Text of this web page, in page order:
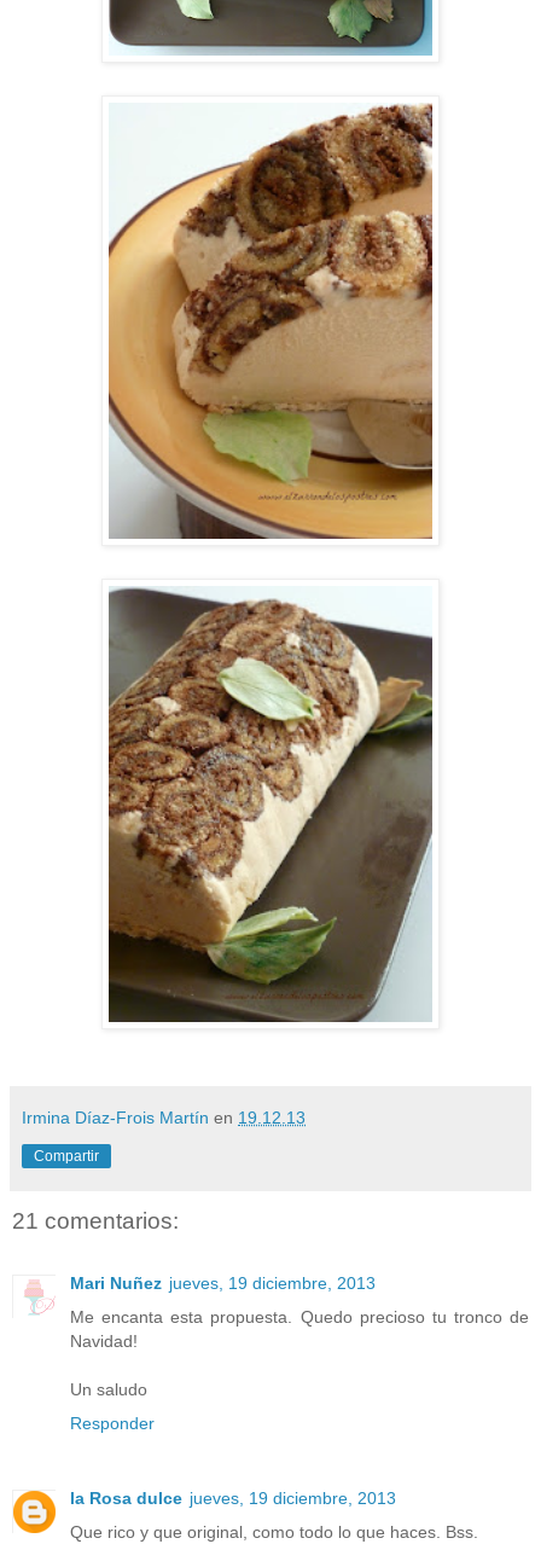
Irmina Díaz-Frois Martín en 19.12.13
Compartir
21 comentarios:
Mari Nuñez jueves, 19 diciembre, 2013
Me encanta esta propuesta. Quedo precioso tu tronco de
Navidad!
Un saludo
Responder
la Rosa dulce jueves, 19 diciembre, 2013
Que rico y que original, como todo lo que haces. Bss.